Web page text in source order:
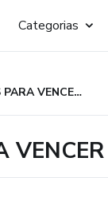
Categorias
21 DIAS PARA VENCER A PROCRASTINAÇÃO